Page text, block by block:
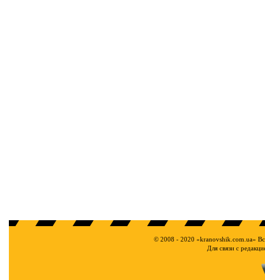
© 2008 - 2020 «kranovshik.com.ua»
Для связи с